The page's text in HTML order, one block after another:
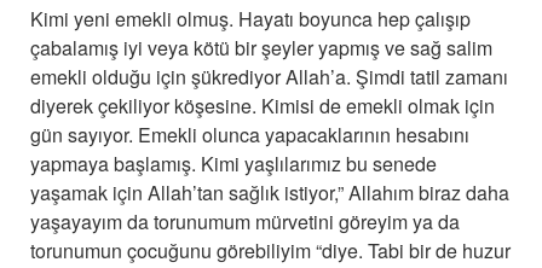
Kimi yeni emekli olmuş. Hayatı boyunca hep çalışıp
çabalamış iyi veya kötü bir şeyler yapmış ve sağ salim
emekli olduğu için şükrediyor Allah’a. Şimdi tatil zamanı
diyerek çekiliyor köşesine. Kimisi de emekli olmak için
gün sayıyor. Emekli olunca yapacaklarının hesabını
yapmaya başlamış. Kimi yaşlılarımız bu senede
yaşamak için Allah’tan sağlık istiyor,” Allahım biraz daha
yaşayayım da torunumum mürvetini göreyim ya da
torunumun çocuğunu görebiliyim “diye. Tabi bir de huzur